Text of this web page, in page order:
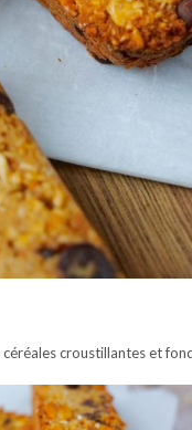
croustillantes et